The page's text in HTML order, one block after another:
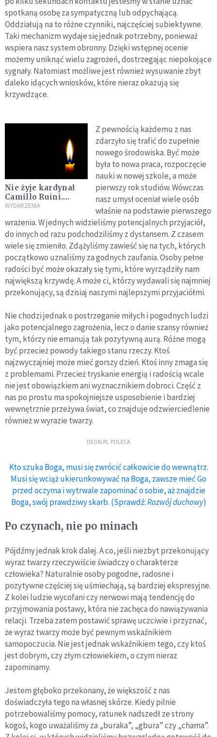
spotkaną osobę za sympatyczną lub odpychającą.
Oddziałują na to różne czynniki, najczęściej subiektywne.
Taki mechanizm wydaje się jednak potrzebny, ponieważ
wspiera nasz system obronny. Dzięki wstępnej ocenie
możemy uniknąć wielu zagrożeń, dostrzegając niepokojące
sygnały. Natomiast możliwe jest również wysuwanie zbyt
daleko idących wniosków, które nieraz okazują się
krzywdzące.
Nie żyje kardynał
Camillo Ruini.
Chciał "kierować
kulturowymi z
katolicką dumą"
WYDARZENIA
Z pewnością każdemu z nas
zdarzyło się trafić do zupełnie
nowego środowiska. Być może
była to nowa praca, rozpoczęcie
nauki w nowej szkole, a może
pierwszy rok studiów. Wówczas
nasz umysł oceniał wiele osób
właśnie na podstawie pierwszego
wrażenia. W jednych widzieliśmy potencjalnych przyjaciół,
do innych od razu podchodziliśmy z dystansem. Z czasem
wiele się zmieniło. Zdążyliśmy zawieść się na tych, których
początkowo uznaliśmy za godnych zaufania. Osoby pełne
radości być może okazały się tymi, które wyrządziły nam
największą krzywdę. A może ci, którzy wydawali się najmniej
przekonujący, są dzisiaj naszymi najlepszymi przyjaciółmi.
Nie chodzi jednak o postrzeganie miłych i pogodnych ludzi
jako potencjalnego zagrożenia, lecz o danie szansy również
tym, którzy nie emanują tak pozytywną aurą. Różne mogą
być przecież powody takiego stanu rzeczy. Ktoś
najzwyczajniej może mieć gorszy dzień. Ktoś inny zmaga się
z problemami. Przecież tryskanie energią i radością wcale
nie jest obowiązkiem ani wyznacznikiem dobroci. Część z
nas po prostu ma spokojniejsze usposobienie i bardziej
wewnętrznie przeżywa świat, co znajduje odzwierciedlenie
również w wyrazie twarzy.
DEON.PL POLECA
Kto szuka Boga, musi się zwrócić całkowicie do wewnątrz.
Musi się wciąż ukierunkowywać na Boga, zawsze mieć Go
przed oczyma i wytrwale zapominać o sobie, aż znajdzie
Boga, swój prawdziwy skarb. (Sprawdź:Rozwój duchowy)
Po czynach, nie po minach
Pójdźmy jednak krok dalej. A co, jeśli niezbyt przekonujący
wyraz twarzy rzeczywiście świadczy o charakterze
człowieka? Naturalnie osoby pogodne, radosne i
pozytywne częściej się uśmiechają, są bardziej ekspresyjne.
Z kolei ludzie wycofani czy nerwowi mają tendencję do
przyjmowania postawy, która nie zachęca do nawiązywania
relacji. Trzeba zatem postawić sprawę uczciwie i przyznać,
że wyraz twarzy może być pewnym wskaźnikiem
samopoczucia. Nie jest jednak wskaźnikiem tego, czy ktoś
jest dobrym, czy złym człowiekiem, o czym nieraz
zapominamy.
Jestem głęboko przekonany, że większość z nas
doświadczyła tego na własnej skórze. Kiedy pilnie
potrzebowaliśmy pomocy, ratunek nadszedł ze strony
kogoś, kogo uważaliśmy za „buraka”, „gbura” czy „chama”.